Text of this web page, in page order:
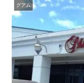
グアム